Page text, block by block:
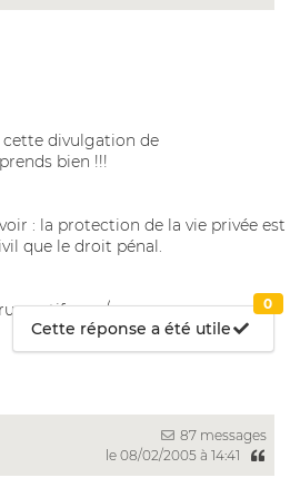
divulgation de
bien !!!
: la protection de la vie privée est
que le droit pénal.
Cette réponse a été utile
0
87 messages
le 08/02/2005 à 14:41